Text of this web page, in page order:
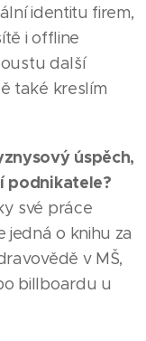
identitu firem,
i offline
další
také kreslím
úspěch,
podnikatele?
své práce
jedná o knihu za
v MŠ,
billboardu u